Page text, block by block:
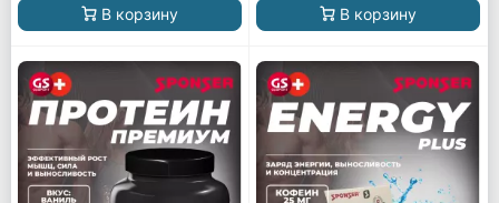
В корзину В корзину